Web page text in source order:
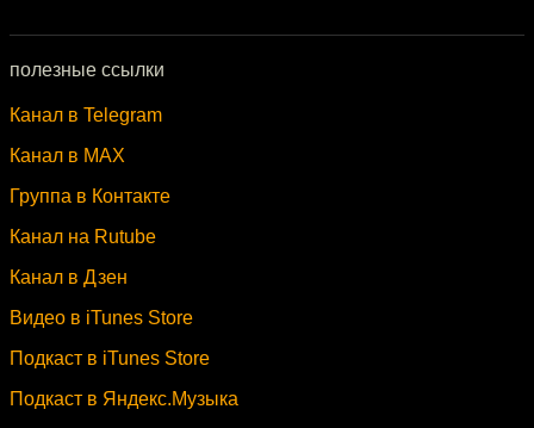
полезные ссылки
Канал в Telegram
Канал в MAX
Группа в Контакте
Канал на Rutube
Канал в Дзен
Видео в iTunes Store
Подкаст в iTunes Store
Подкаст в Яндекс.Музыка